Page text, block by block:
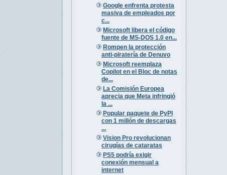
Google enfrenta protesta
masiva de empleados por
c...
Microsoft libera el código
fuente de MS-DOS 1.0 en...
Rompen la protección
anti-piratería de Denuvo
Microsoft reemplaza
Copilot en el Bloc de notas
de...
La Comisión Europea
aprecia que Meta infringió
la ...
Popular paquete de PyPI
con 1 millón de descargas
...
Vision Pro revolucionan
cirugías de cataratas
PS5 podría exigir
conexión mensual a
internet